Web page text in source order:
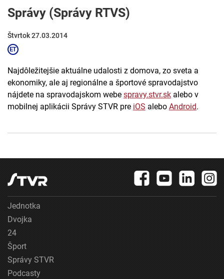
Správy (Správy RTVS)
Štvrtok 27.03.2014
Najdôležitejšie aktuálne udalosti z domova, zo sveta a
ekonomiky, ale aj regionálne a športové spravodajstvo
nájdete na spravodajskom webe spravy.stvr.sk alebo v
mobilnej aplikácii Správy STVR pre iOS alebo Android.
Jednotka
Dvojka
24
Šport
Správy STVR
Podcasty